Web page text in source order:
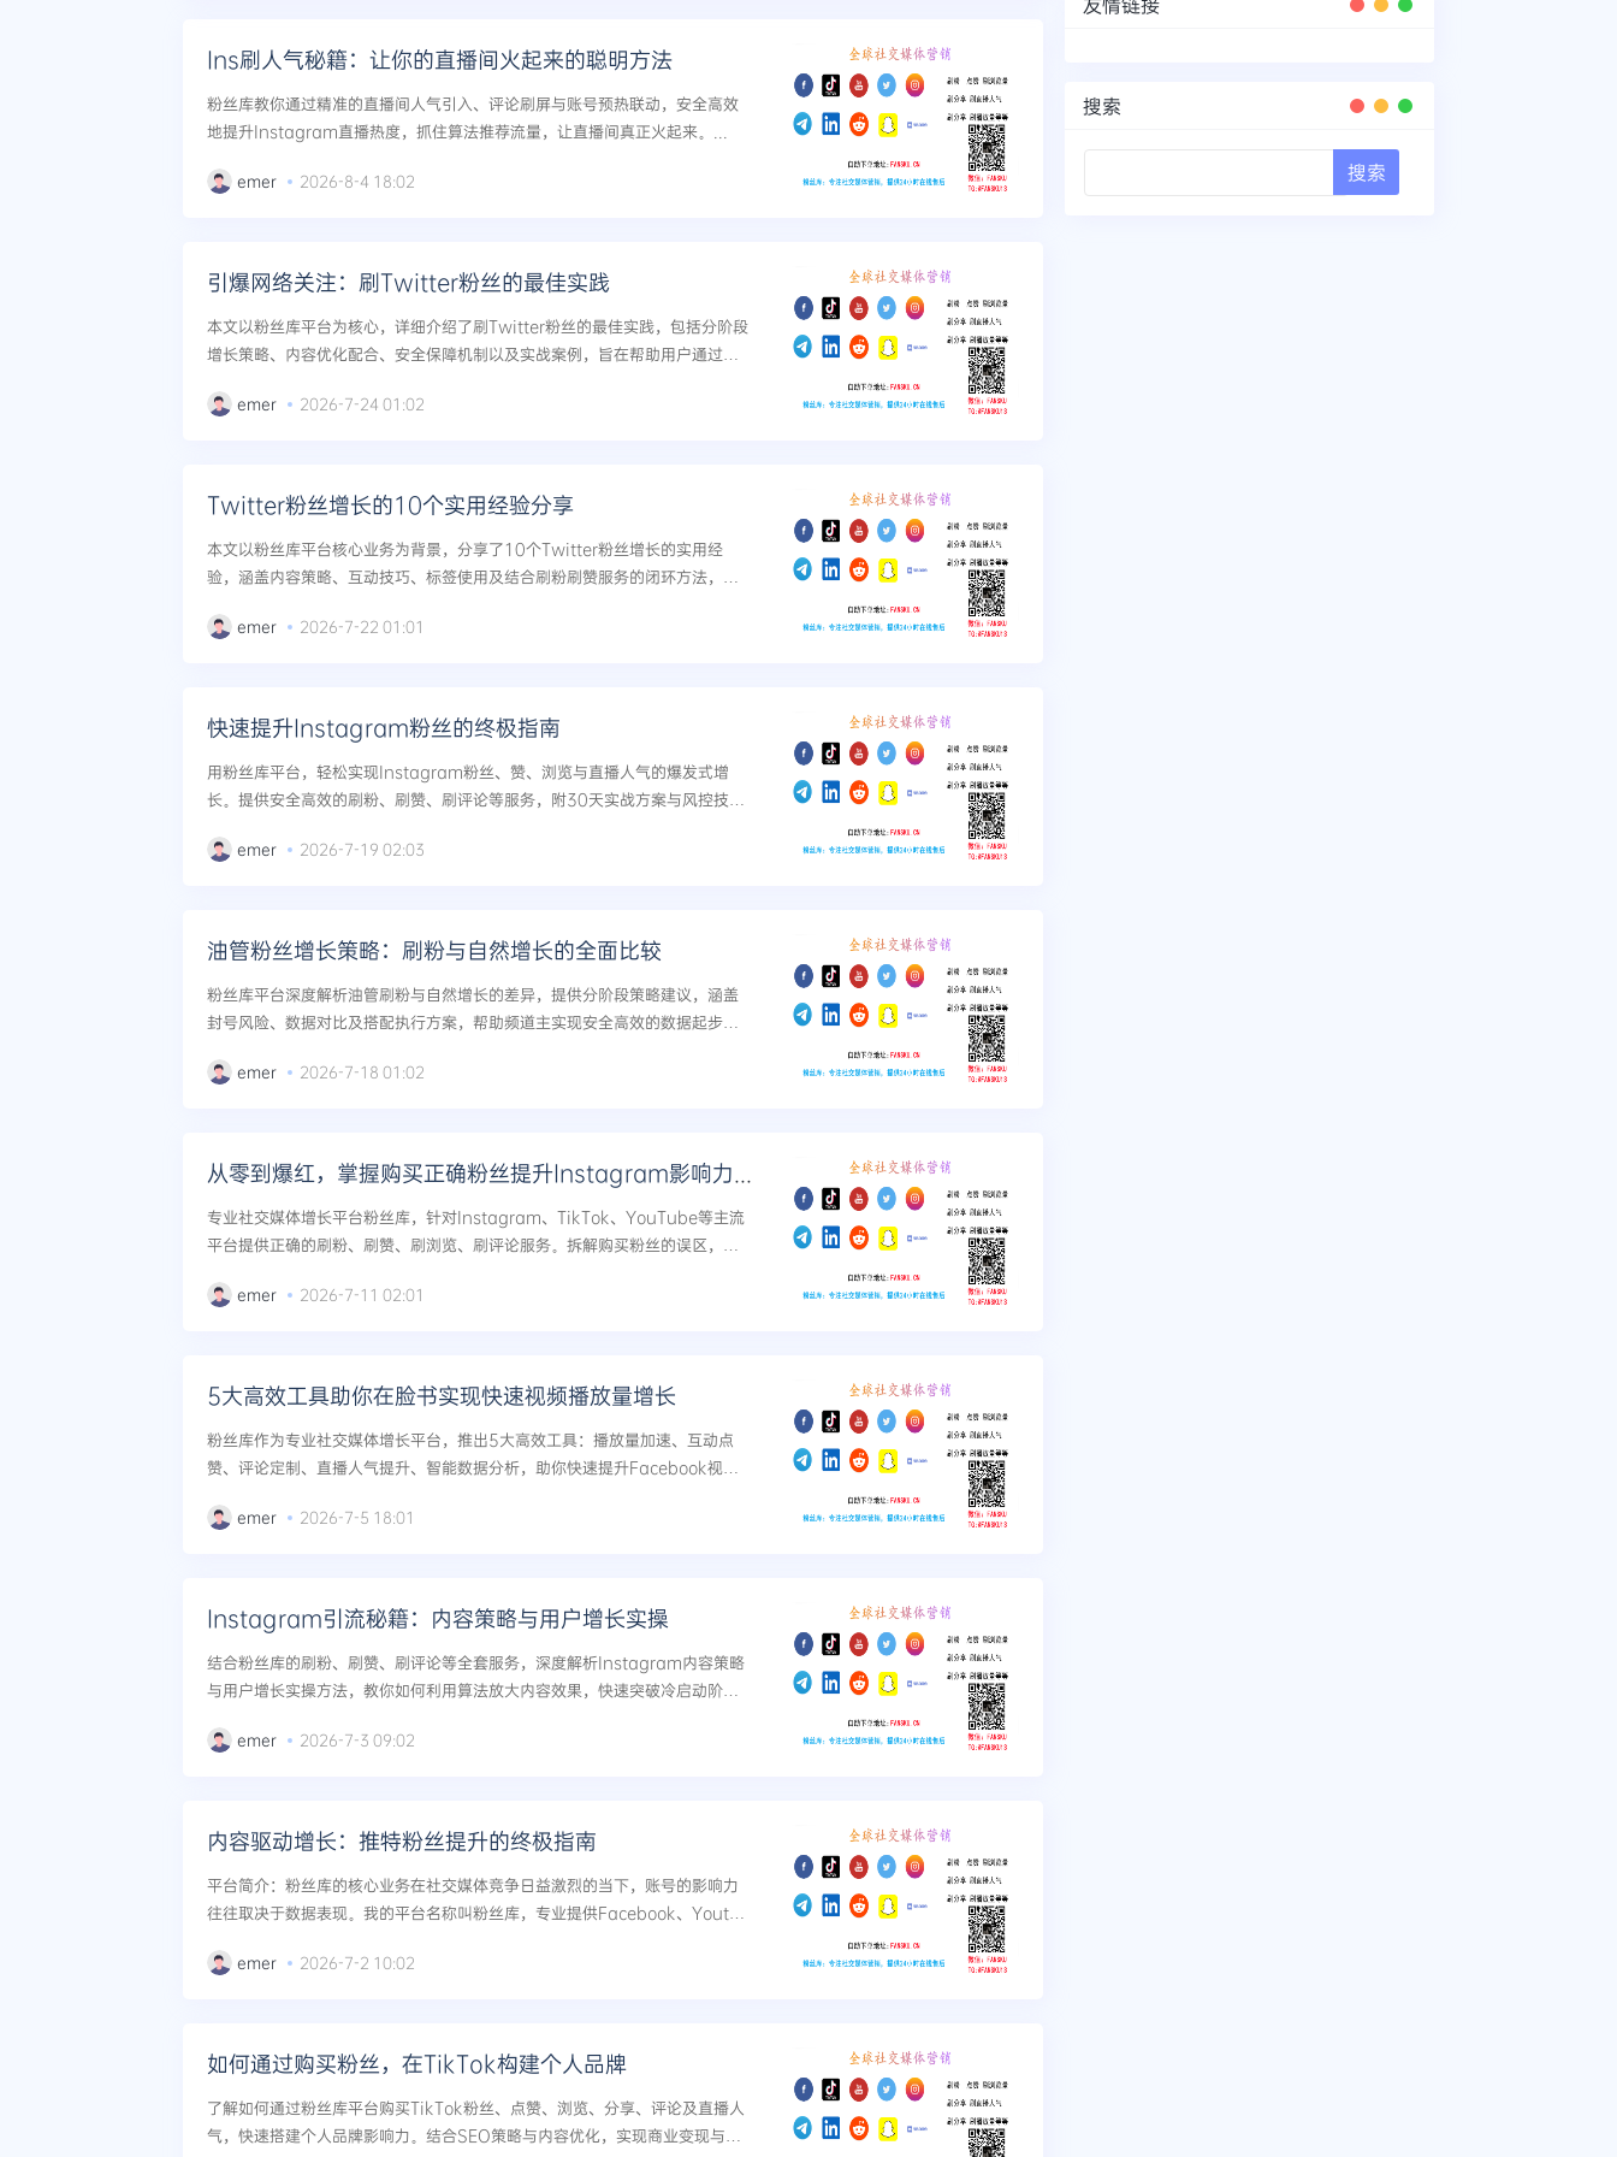
Ins刷人气秘籍：让你的直播间火起来的聪明方法
粉丝库教你通过精准的直播间人气引入、评论刷屏与账号预热联动，安全高效
地提升Instagram直播热度，抓住算法推荐流量，让直播间真正火起来。...
emer 2026-8-4 18:02
引爆网络关注：刷Twitter粉丝的最佳实践
本文以粉丝库平台为核心，详细介绍了刷Twitter粉丝的最佳实践，包括分阶段
增长策略、内容优化配合、安全保障机制以及实战案例，旨在帮助用户通过专
emer 2026-7-24 01:02
Twitter粉丝增长的10个实用经验分享
本文以粉丝库平台核心业务为背景，分享了10个Twitter粉丝增长的实用经
验，涵盖内容策略、互动技巧、标签使用及结合刷粉刷赞服务的闭环方法，帮
emer 2026-7-22 01:01
快速提升Instagram粉丝的终极指南
用粉丝库平台，轻松实现Instagram粉丝、赞、浏览与直播人气的爆发式增
长。提供安全高效的刷粉、刷赞、刷评论等服务，附30天实战方案与风控技
emer 2026-7-19 02:03
油管粉丝增长策略：刷粉与自然增长的全面比较
粉丝库平台深度解析油管刷粉与自然增长的差异，提供分阶段策略建议，涵盖
封号风险、数据对比及搭配执行方案，帮助频道主实现安全高效的数据起步与
emer 2026-7-18 01:02
从零到爆红，掌握购买正确粉丝提升Instagram影响力的秘诀
专业社交媒体增长平台粉丝库，针对Instagram、TikTok、YouTube等主流
平台提供正确的刷粉、刷赞、刷浏览、刷评论服务。拆解购买粉丝的误区，手
力，避免限流封号风险...
emer 2026-7-11 02:01
5大高效工具助你在脸书实现快速视频播放量增长
粉丝库作为专业社交媒体增长平台，推出5大高效工具：播放量加速、互动点
赞、评论定制、直播人气提升、智能数据分析，助你快速提升Facebook视频
果可见。...
emer 2026-7-5 18:01
Instagram引流秘籍：内容策略与用户增长实操
结合粉丝库的刷粉、刷赞、刷评论等全套服务，深度解析Instagram内容策略
与用户增长实操方法，教你如何利用算法放大内容效果，快速突破冷启动阶
emer 2026-7-3 09:02
内容驱动增长：推特粉丝提升的终极指南
平台简介：粉丝库的核心业务在社交媒体竞争日益激烈的当下，账号的影响力
往往取决于数据表现。我的平台名称叫粉丝库，专业提供Facebook、Youtub
emer 2026-7-2 10:02
如何通过购买粉丝，在TikTok构建个人品牌
了解如何通过粉丝库平台购买TikTok粉丝、点赞、浏览、分享、评论及直播人
气，快速搭建个人品牌影响力。结合SEO策略与内容优化，实现商业变现与流
搜索